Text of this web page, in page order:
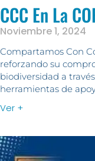
CCC En La
Noviembre 1, 2024
Compartamos Con
reforzando su
biodiversidad a
herramientas de
Ver +